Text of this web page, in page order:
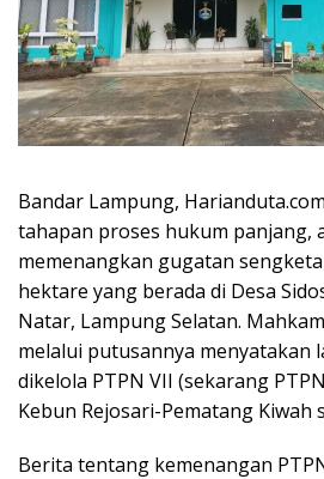
Bandar Lampung,
tahapan proses hukum panjang,
memenangkan gugatan
hektare yang berada di Desa
Natar, Lampung Selatan.
melalui putusannya menyatakan
dikelola PTPN VII (sekarang
Kebun Rejosari-Pematang Kiwah
Berita tentang kemenangan